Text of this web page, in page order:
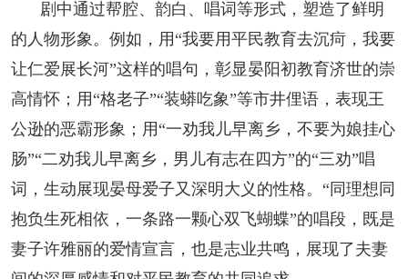
剧中通过帮腔、韵白、唱词等形式，塑造了鲜明
的人物形象。例如，用“我要用平民教育去沉疴，我要
让仁爱展长河”这样的唱句，彰显晏阳初教育济世的崇
高情怀；用“格老子”“装蟒吃象”等市井俚语，表现王
公逊的恶霸形象；用“一劝我儿早离乡，不要为娘挂心
肠”“二劝我儿早离乡，男儿有志在四方”的“三劝”唱
词，生动展现晏母爱子又深明大义的性格。“同理想同
抱负生死相依，一条路一颗心双飞蝴蝶”的唱段，既是
妻子许雅丽的爱情宣言，也是志业共鸣，展现了夫妻